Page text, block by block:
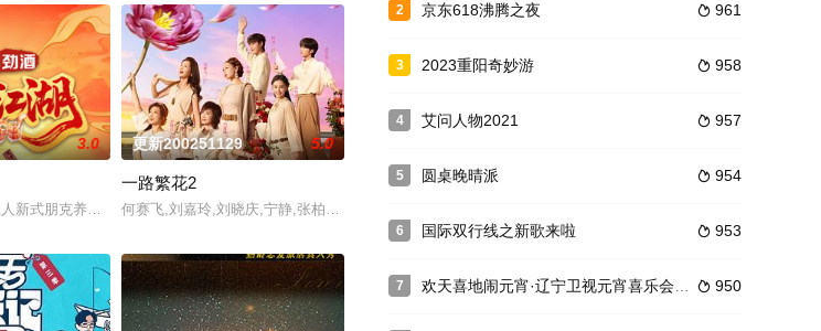
观众、明星与作品产生共鸣，打造十场喜剧大秀，开启每周的全民喜剧party！
锁青岛里院百年的DNA密码——这里沉浮着历史的风云，也激荡着年轻的潮；红瓦绿树里弥漫着海蛎子味的烟火气，碧海蓝天
3.0
新式朋克养生美食真人秀，我们将嘉宾团分为“老江湖”和“新势力”，通过新老PK的方式，一同去探寻不同地域文化下，传统
更新200251129 5.0
一路繁花2
何赛飞,刘嘉玲,刘晓庆,宁静,张柏芝,邵子恒,柯淳,叶童,余宇涵
2  961
京东618沸腾之夜
3  958
2023重阳奇妙游
4  957
艾问人物2021
5  954
圆桌晚晴派
6  953
国际双行线之新歌来啦
7  950
欢天喜地闹元宵·辽宁卫视元宵喜乐会2022